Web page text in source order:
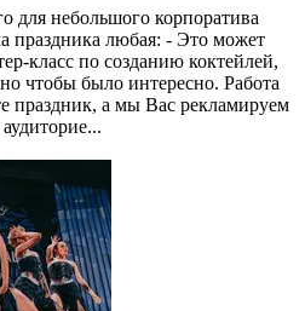
небольшого корпоратива
праздника любая: - Это может
класс по созданию коктейлей,
чтобы было интересно. Работа
а мы Вас рекламируем